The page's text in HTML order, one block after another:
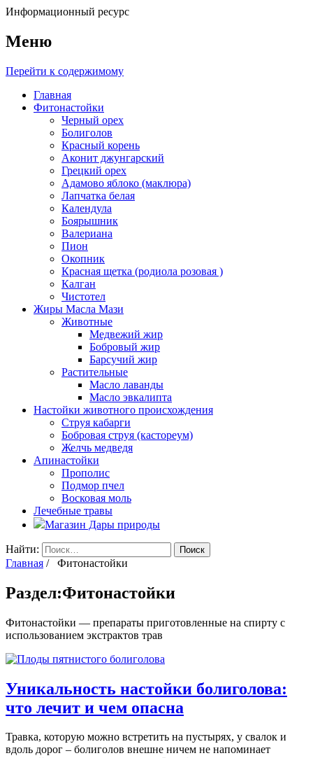
Информационный ресурс
Меню
Перейти к содержимому
Главная
Фитонастойки
Черный орех
Болиголов
Красный корень
Аконит джунгарский
Грецкий орех
Адамово яблоко (маклюра)
Лапчатка белая
Календула
Боярышник
Валериана
Пион
Окопник
Красная щетка (родиола розовая )
Калган
Чистотел
Жиры Масла Мази
Животные
Медвежий жир
Бобровый жир
Барсучий жир
Растительные
Масло лаванды
Масло эвкалипта
Настойки животного происхождения
Струя кабарги
Бобровая струя (кастореум)
Желчь медведя
Апинастойки
Прополис
Подмор пчел
Восковая моль
Лечебные травы
Магазин Дары природы
Найти:
Главная / Фитонастойки
Раздел:Фитонастойки
Фитонастойки — препараты приготовленные на спирту с
использованием экстрактов трав
Уникальность настойки болиголова:
что лечит и чем опасна
Травка, которую можно встретить на пустырях, у свалок и
вдоль дорог – болиголов внешне ничем не напоминает